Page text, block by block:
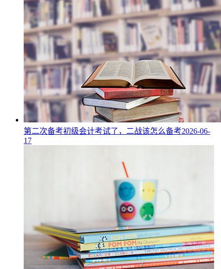
第二次备考初级会计考试了，二战该怎么备考2026-06-
17